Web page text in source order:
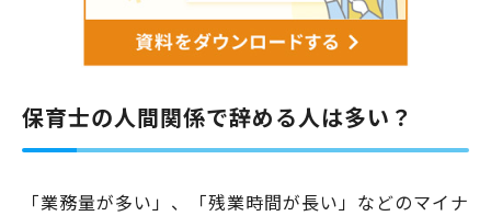
保育士の人間関係で辞める人は多い？
「業務量が多い」、「残業時間が長い」などのマイナ